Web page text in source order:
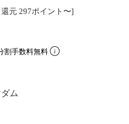
元 297ポイント〜]
割手数料無料
ム